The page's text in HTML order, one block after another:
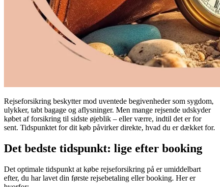
Rejseforsikring beskytter mod uventede begivenheder som sygdom,
ulykker, tabt bagage og aflysninger. Men mange rejsende udskyder
købet af forsikring til sidste øjeblik – eller værre, indtil det er for
sent. Tidspunktet for dit køb påvirker direkte, hvad du er dækket for.
Det bedste tidspunkt: lige efter booking
Det optimale tidspunkt at købe rejseforsikring på er umiddelbart
efter, du har lavet din første rejsebetaling eller booking. Her er